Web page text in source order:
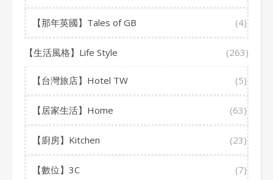
【那年英國】Tales of GB (4)
【生活風格】Life Style (263)
【台灣旅店】Hotel TW (5)
【居家生活】Home (63)
【廚房】Kitchen (23)
【數位】3C (7)